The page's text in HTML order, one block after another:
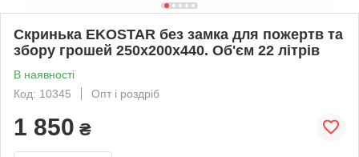
Скринька EKOSTAR без замка для пожертв та
збору грошей 250x200x440. Об'єм 22 літрів
В наявності
Код: 10345
Опт і роздріб
1 850 ₴